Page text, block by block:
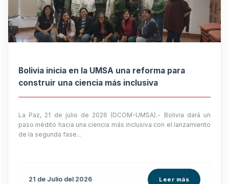
Bolivia inicia en la UMSA una reforma para
construir una ciencia más inclusiva
La Paz, 21 de julio de 2026 (DCOM-UMSA).- Bolivia dará un
paso inédito hacia una ciencia más inclusiva con el lanzamiento
de la segunda fase...
21 de Julio del 2026 Leer más